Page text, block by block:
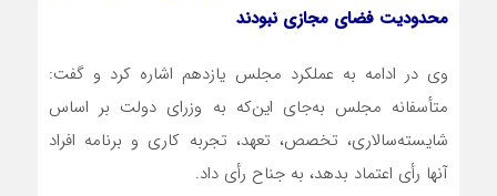
محدودیت فضای مجازی نبودند
وی در ادامه به عملکرد مجلس یازدهم اشاره کرد و گفت:
متأسفانه مجلس به‌جای این‌که به وزرای دولت بر اساس
شایسته‌سالاری، تخصص، تعهد، تجربه کاری و برنامه افراد
آنها رأی اعتماد بدهد، به جناح رأی داد.